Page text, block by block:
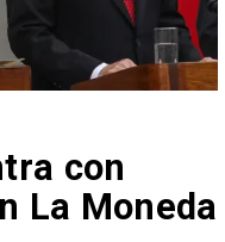
con
La Moneda